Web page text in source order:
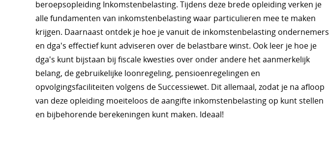
beroepsopleiding Inkomstenbelasting. Tijdens deze brede opleiding verken je
alle fundamenten van inkomstenbelasting waar particulieren mee te maken
krijgen. Daarnaast ontdek je hoe je vanuit de inkomstenbelasting ondernemers
en dga's effectief kunt adviseren over de belastbare winst. Ook leer je hoe je
dga's kunt bijstaan bij fiscale kwesties over onder andere het aanmerkelijk
belang, de gebruikelijke loonregeling, pensioenregelingen en
opvolgingsfaciliteiten volgens de Successiewet. Dit allemaal, zodat je na afloop
van deze opleiding moeiteloos de aangifte inkomstenbelasting op kunt stellen
en bijbehorende berekeningen kunt maken. Ideaal!